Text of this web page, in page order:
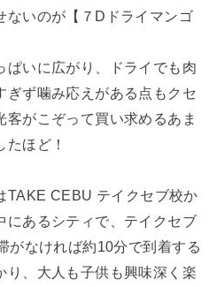
ないのが【７Dドライマンゴ
ぱいに広がり、ドライでも肉
ぎず噛み応えがある点もクセ
がこぞって買い求めるあま
ほど！
TAKE CEBU テイクセブ校か
にあるシティで、テイクセブ
がなければ約10分で到着する
り、大人も子供も興味深く楽